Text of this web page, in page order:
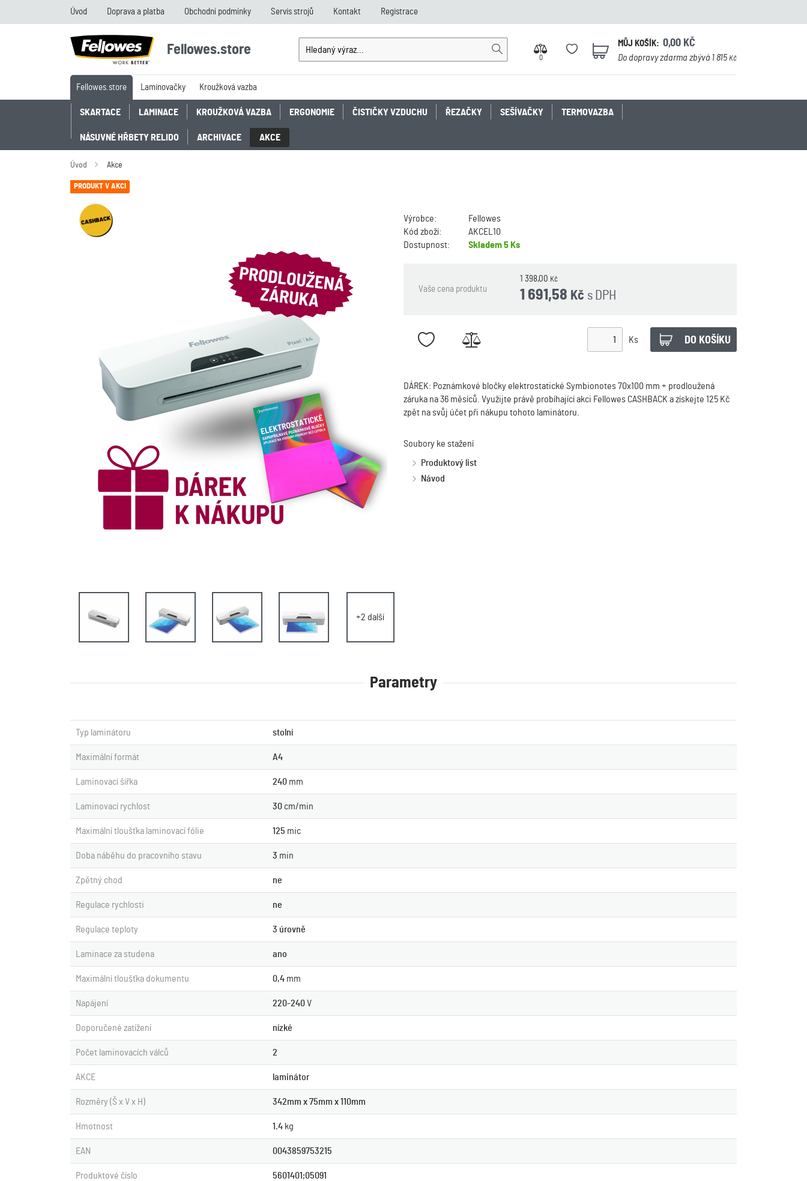
Úvod Doprava a platba Obchodní podmínky Servis strojů Kontakt Registrace
Fellowes.store
0
0
MŮJ KOŠÍK: 0,00 KČ
Do dopravy zdarma zbývá 1 815Kč
Fellowes.store Laminovačky Kroužková vazba
SKARTACE LAMINACE KROUŽKOVÁ VAZBA ERGONOMIE ČISTIČKY VZDUCHU ŘEZAČKY SEŠÍVAČKY TERMOVAZBA
NÁSUVNÉ HŘBETY RELIDO ARCHIVACE AKCE
Úvod Akce
PRODUKT V AKCI
+2 další
Výrobce:
Fellowes
Kód zboží:
AKCEL10
Dostupnost:
Skladem5 Ks
Vaše cena produktu
1 398,00 Kč
s DPH
1 691,58 Kč
Ks
DÁREK: Poznámkové bločky elektrostatické Symbionotes 70x100 mm + prodloužená
záruka na 36 měsíců. Využijte právě probíhající akci Fellowes CASHBACK a získejte 125 Kč
zpět na svůj účet při nákupu tohoto laminátoru.
Soubory ke stažení
Produktový list
Návod
Parametry
Typ laminátoru stolní
Maximální formát A4
Laminovací šířka 240 mm
Laminovací rychlost 30 cm/min
Maximální tloušťka laminovací fólie 125 mic
Doba náběhu do pracovního stavu 3 min
Zpětný chod ne
Regulace rychlosti ne
Regulace teploty 3 úrovně
Laminace za studena ano
Maximální tloušťka dokumentu 0,4 mm
Napájení 220-240 V
Doporučené zatížení nízké
Počet laminovacích válců 2
AKCE laminátor
Rozměry (Š x V x H) 342mm x 75mm x 110mm
Hmotnost 1.4 kg
EAN 0043859753215
Produktové číslo 5601401;05091